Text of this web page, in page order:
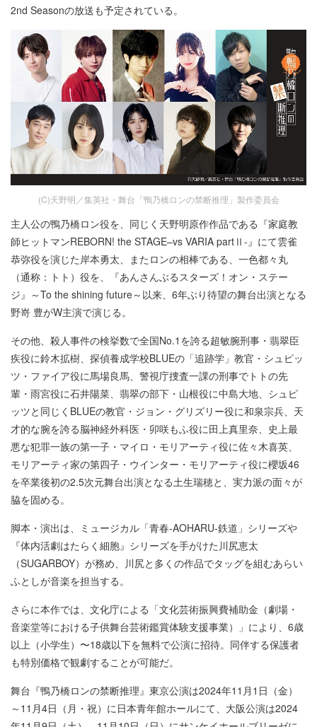
2nd Seasonの放送も予定されている。
(C)天野明／集英社・舞台「鴨乃橋ロンの禁断推理」製作委員会
主人公の鴨乃橋ロン役を、同じく天野明原作作品である『家庭教
師ヒットマンREBORN! the STAGE–vs VARIA partⅡ-』にて雲雀
恭弥役を演じた岸本勇太、またロンの相棒である、一色都々丸
（通称：トト）役を、『あんさんぶるスターズ！オン・ステー
ジ』～To the shining future～以来、6年ぶり待望の舞台出演となる
野嵜 豊がW主演で演じる。
その他、殺人事件の検挙数で全国No.1を誇る超敏腕刑事・翡翠臣
疾役に鈴木拡樹、探偵養成学校BLUEの「追跡学」教官・シュピッ
ツ・ファイア役に馬場良馬、警視庁捜査一課の刑事でトトの先
輩・雨宮役に石井陽菜、翡翠の部下・山根役に中島大地、シュピ
ッツと同じくBLUEの教官・ジョン・グリズリー役に和泉宗兵、天
才的な腕を誇る脳神経外科医・卯咲もふ役に田上真里奈、史上最
悪な犯罪一族の第一子・マイロ・モリアーティ役に佐々木喜英、
モリアーティ家の第四子・ウインター・モリアーティ役に櫻坂46
を卒業後初の2.5次元舞台出演となる土生瑞穂と、実力派の面々が
脇を固める。
脚本・演出は、ミュージカル「青春-AOHARU-鉄道」シリーズや
『体内活劇はたらく細胞』シリーズを手がけた川尻恵太
（SUGARBOY）が務め、川尻と多くの作品でタッグを組むあらい
ふとしが音楽を担当する。
さらに本作では、文化庁による「文化芸術振興費補助金（劇場・
音楽堂等における子供舞台芸術鑑賞体験支援事業）」により、6歳
以上（小学生）〜18歳以下を無料で公演に招待。同伴する保護者
も特別価格で観劇することが可能だ。
舞台『鴨乃橋ロンの禁断推理』東京公演は2024年11月1日（金）
～11月4日（月・祝）に日本青年館ホールにて、大阪公演は2024